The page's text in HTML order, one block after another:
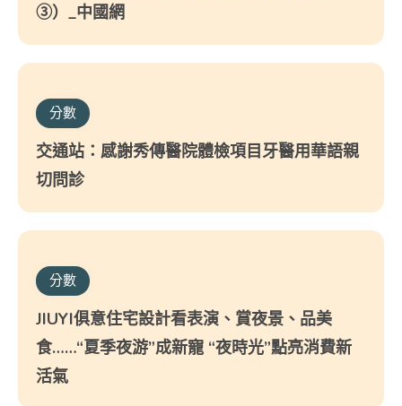
③）_中國網
分數
交通站：感謝秀傳醫院體檢項目牙醫用華語親
切問診
分數
JIUYI俱意住宅設計看表演、賞夜景、品美
食……“夏季夜游”成新寵 “夜時光”點亮消費新
活氣